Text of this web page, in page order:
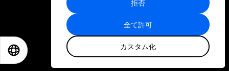
トナーによって使用されることがありま
す。
全て許可
カスタム化
拒否
プライバシーポリシーと利用規約
サイトマップ
©
世界経済フォーラム